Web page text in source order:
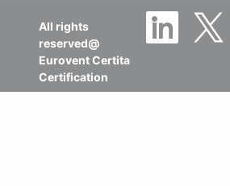
All rights
reserved@
Eurovent Certita
Certification